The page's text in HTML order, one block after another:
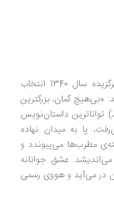
«انجمن کتاب ایران» آن را به عنوان داستان برگزیده سال 1340 انتخاب
«بی‌هیچ گمان، بزرگترین
تواناترین داستان‌نویس
پا به میدان نهاده
مطرب‌ها می‌پیوندد و
عشق جوانانه
در می‌آید و هووی رسمی